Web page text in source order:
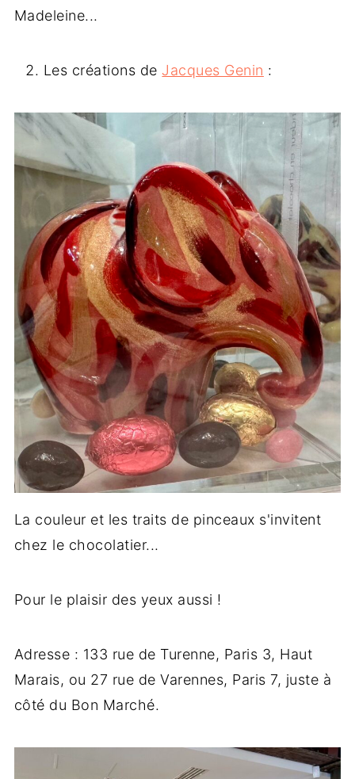
Madeleine...
Les créations de Jacques Genin :
La couleur et les traits de pinceaux s'invitent
chez le chocolatier...
Pour le plaisir des yeux aussi !
Adresse : 133 rue de Turenne, Paris 3, Haut
Marais, ou 27 rue de Varennes, Paris 7, juste à
côté du Bon Marché.